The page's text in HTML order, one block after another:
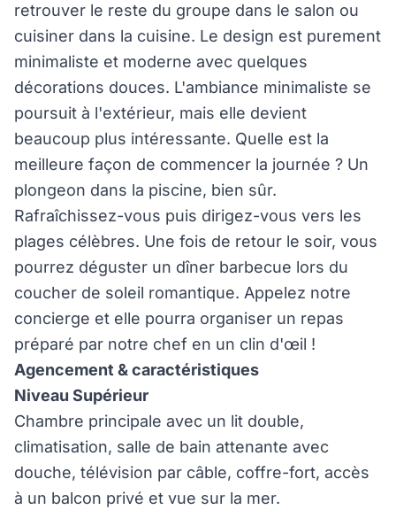
retrouver le reste du groupe dans le salon ou
cuisiner dans la cuisine. Le design est purement
minimaliste et moderne avec quelques
décorations douces. L'ambiance minimaliste se
poursuit à l'extérieur, mais elle devient
beaucoup plus intéressante. Quelle est la
meilleure façon de commencer la journée ? Un
plongeon dans la piscine, bien sûr.
Rafraîchissez-vous puis dirigez-vous vers les
plages célèbres. Une fois de retour le soir, vous
pourrez déguster un dîner barbecue lors du
coucher de soleil romantique. Appelez notre
concierge et elle pourra organiser un repas
préparé par notre chef en un clin d'œil !
Agencement & caractéristiques
Niveau Supérieur
Chambre principale avec un lit double,
climatisation, salle de bain attenante avec
douche, télévision par câble, coffre-fort, accès
à un balcon privé et vue sur la mer.